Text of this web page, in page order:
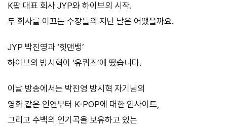
K팝 대표 회사 JYP와 하이브의 시작.
두 회사를 이끄는 수장들의 지난 날은 어땠을까요.
JYP 박진영과 ‘힛맨뱅’
하이브의 방시혁이 ‘유퀴즈’에 떴습니다.
이날 방송에서는 박진영 방시혁 자기님의
영화 같은 인연부터 K-POP에 대한 인사이트,
그리고 수백의 인기곡을 보유하고 있는